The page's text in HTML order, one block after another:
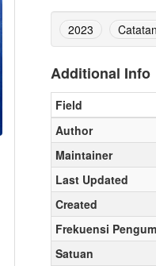
2023
Additional Info
Field
Author
Maintainer
Last Updated
Created
Frekuensi
Satuan